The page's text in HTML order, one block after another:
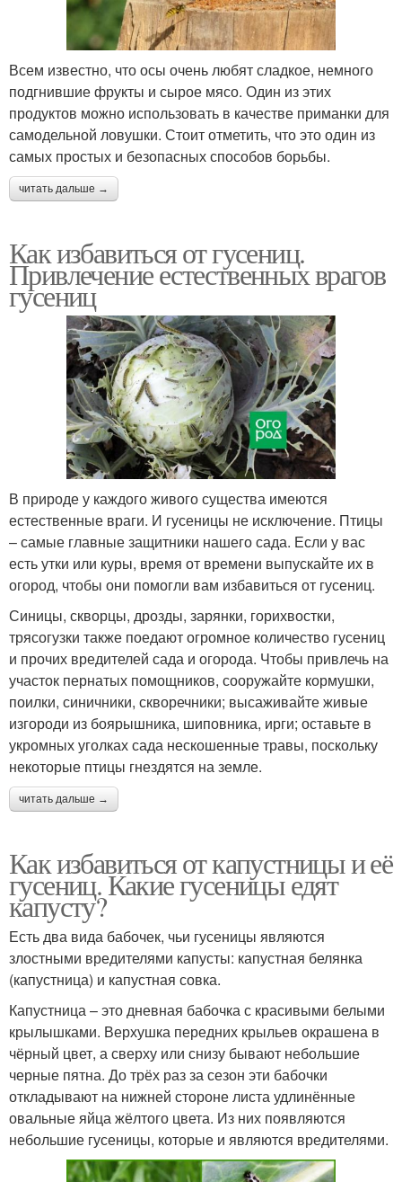
Всем известно, что осы очень любят сладкое, немного
подгнившие фрукты и сырое мясо. Один из этих
продуктов можно использовать в качестве приманки для
самодельной ловушки. Стоит отметить, что это один из
самых простых и безопасных способов борьбы.
читать дальше →
Как избавиться от гусениц.
Привлечение естественных врагов
гусениц
В природе у каждого живого существа имеются
естественные враги. И гусеницы не исключение. Птицы
– самые главные защитники нашего сада. Если у вас
есть утки или куры, время от времени выпускайте их в
огород, чтобы они помогли вам избавиться от гусениц.
Синицы, скворцы, дрозды, зарянки, горихвостки,
трясогузки также поедают огромное количество гусениц
и прочих вредителей сада и огорода. Чтобы привлечь на
участок пернатых помощников, сооружайте кормушки,
поилки, синичники, скворечники; высаживайте живые
изгороди из боярышника, шиповника, ирги; оставьте в
укромных уголках сада нескошенные травы, поскольку
некоторые птицы гнездятся на земле.
читать дальше →
Как избавиться от капустницы и её
гусениц. Какие гусеницы едят
капусту?
Есть два вида бабочек, чьи гусеницы являются
злостными вредителями капусты: капустная белянка
(капустница) и капустная совка.
Капустница – это дневная бабочка с красивыми белыми
крылышками. Верхушка передних крыльев окрашена в
чёрный цвет, а сверху или снизу бывают небольшие
черные пятна. До трёх раз за сезон эти бабочки
откладывают на нижней стороне листа удлинённые
овальные яйца жёлтого цвета. Из них появляются
небольшие гусеницы, которые и являются вредителями.